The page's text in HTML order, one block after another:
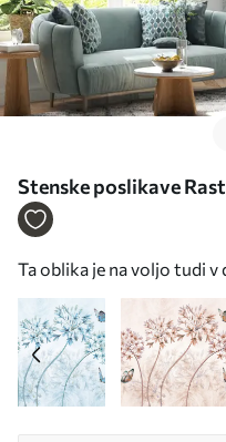
Stenske poslikave
barvah Št. u35495v2
Ta oblika je na voljo tudi v